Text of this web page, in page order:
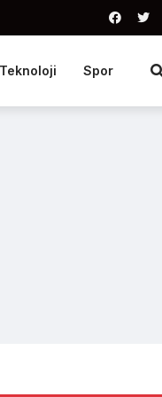
Teknoloji Spor